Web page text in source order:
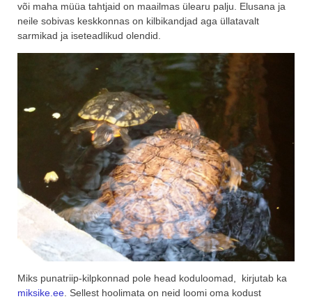
või maha müüa tahtjaid on maailmas ülearu palju. Elusana ja
neile sobivas keskkonnas on kilbikandjad aga üllatavalt
sarmikad ja iseteadlikud olendid.
Miks punatriip-kilpkonnad pole head koduloomad, kirjutab ka
miksike.ee . Sellest hoolimata on neid loomi oma kodust